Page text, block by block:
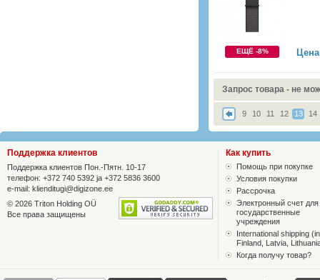
ЕЩЁ -8%
Запрос товара - не
9 10 11 12 13 14
Поддержка клиентов
Поддержка клиентов Пон.-Пятн. 10-17
телефон: +372 740 5392 ja +372 5836 3600
e-mail: klienditugi@digizone.ee
© 2026 Triton Holding OÜ
Все права защищены
Как купить
Помощь при покупке
Условия покупки
Рассрочка
Электронный счет для
государственные
учреждения
International shipping
Finland, Latvia,
Когда получу товар?